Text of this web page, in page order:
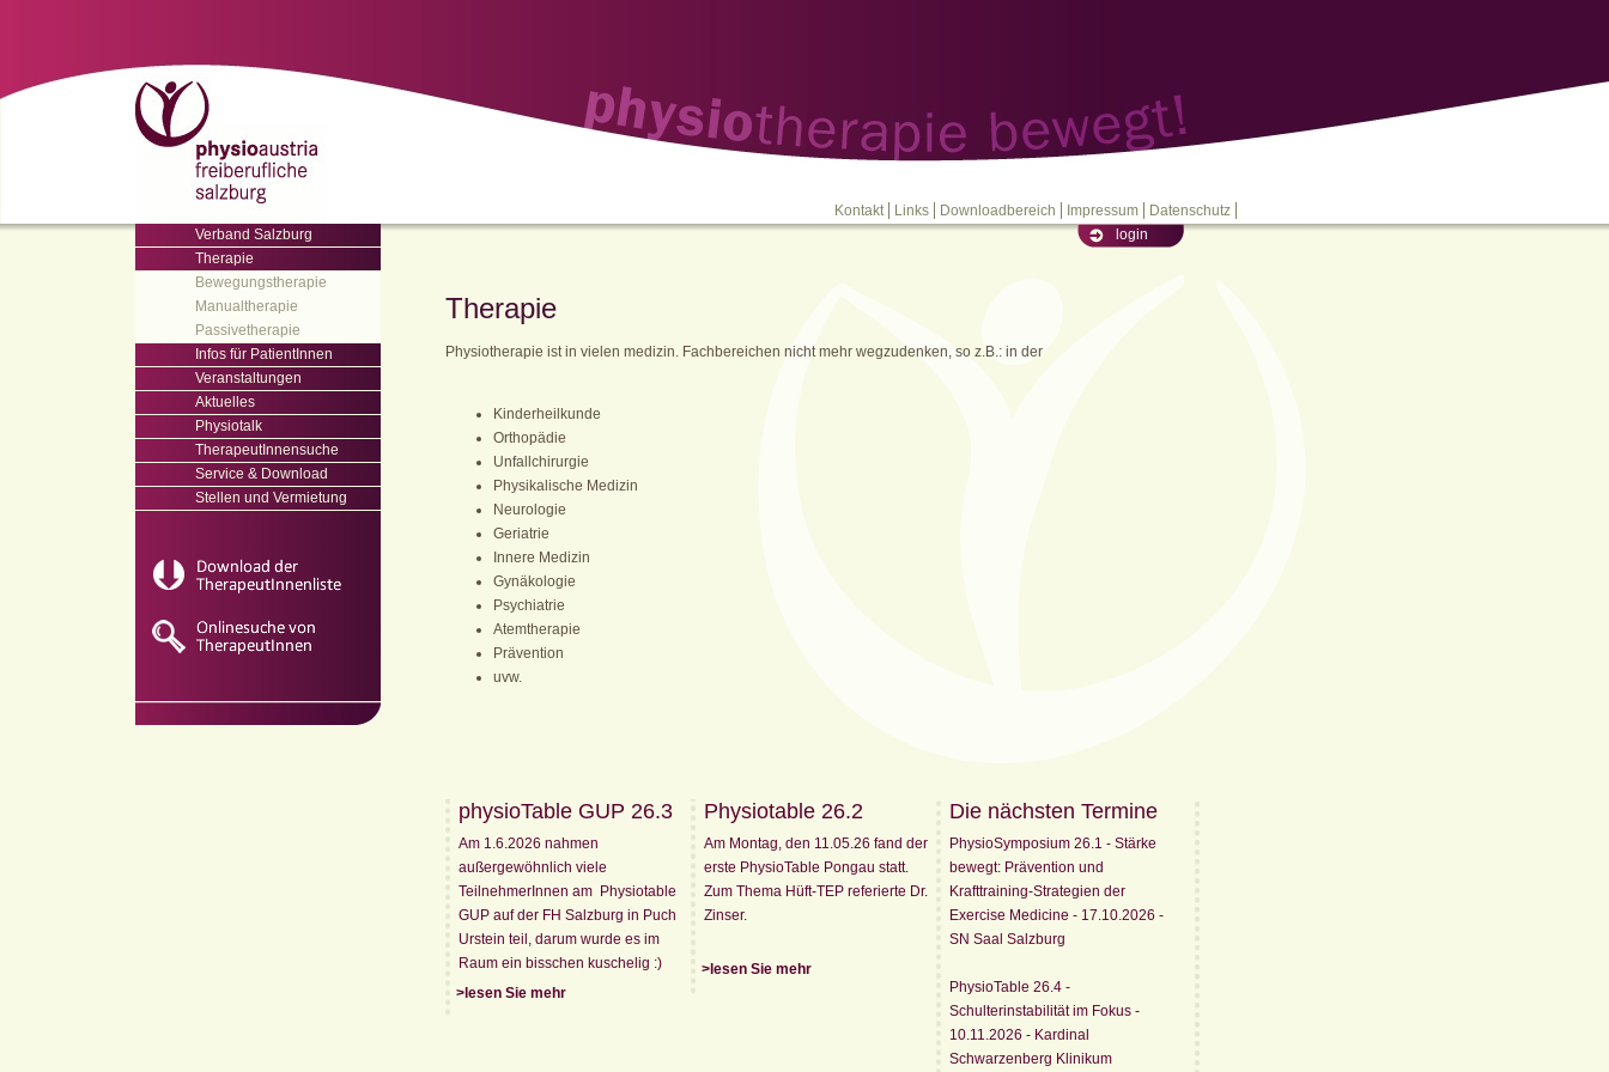
Kontakt Links Downloadbereich Impressum
Datenschutz
Verband Salzburg
Therapie
Bewegungstherapie
Manualtherapie
Passivetherapie
Infos für PatientInnen
Veranstaltungen
Aktuelles
Physiotalk
TherapeutInnensuche
Service & Download
Stellen und Vermietung
Therapie
Physiotherapie ist in vielen medizin. Fachbereichen nicht mehr wegzudenken, so z.B.: in der
Kinderheilkunde
Orthopädie
Unfallchirurgie
Physikalische Medizin
Neurologie
Geriatrie
Innere Medizin
Gynäkologie
Psychiatrie
Atemtherapie
Prävention
uvw.
physioTable GUP 26.3
>lesen Sie mehr
Am 1.6.2026 nahmen
außergewöhnlich viele
TeilnehmerInnen am Physiotable
GUP auf der FH Salzburg in Puch
Urstein teil, darum wurde es im
Raum ein bisschen kuschelig :)
Physiotable 26.2
>lesen Sie mehr
Am Montag, den 11.05.26 fand der
erste PhysioTable Pongau statt.
Zum Thema Hüft-TEP referierte Dr.
Zinser.
Die nächsten Termine
PhysioSymposium 26.1 - Stärke
bewegt: Prävention und
Krafttraining-Strategien der
Exercise Medicine - 17.10.2026 -
SN Saal Salzburg
PhysioTable 26.4 -
Schulterinstabilität im Fokus -
10.11.2026 - Kardinal
Schwarzenberg Klinikum
login